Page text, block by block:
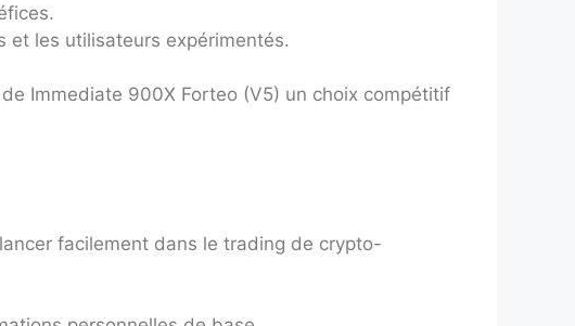
et les utilisateurs expérimentés.
Immediate 900X Forteo (V5) un choix compétitif
facilement dans le trading de crypto-